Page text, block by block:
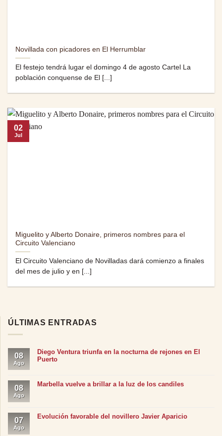
Novillada con picadores en El Herrumblar
El festejo tendrá lugar el domingo 4 de agosto Cartel La
población conquense de El [...]
Miguelito y Alberto Donaire, primeros nombres para el
Circuito Valenciano
El Circuito Valenciano de Novilladas dará comienzo a finales
del mes de julio y en [...]
02
Jul
ÚLTIMAS ENTRADAS
08
Ago
Diego Ventura triunfa en la nocturna de rejones en El
Puerto
08
Ago
Marbella vuelve a brillar a la luz de los candiles
07
Ago
Evolución favorable del novillero Javier Aparicio